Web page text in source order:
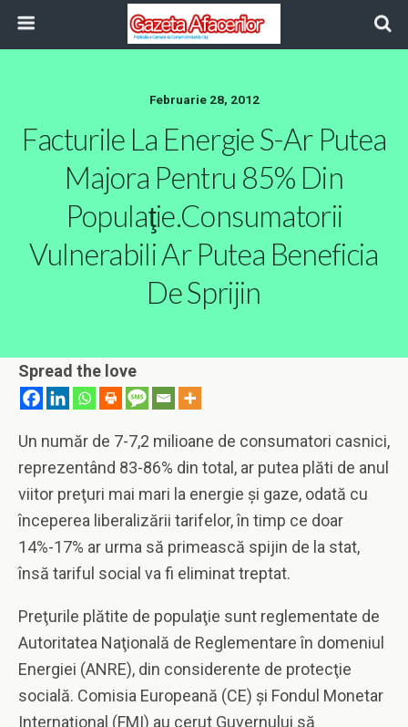
Februarie 28, 2012
Facturile La Energie S-Ar Putea
Majora Pentru 85% Din
Populaţie.Consumatorii
Vulnerabili Ar Putea Beneficia
De Sprijin
Spread the love
Un număr de 7-7,2 milioane de consumatori casnici,
reprezentând 83-86% din total, ar putea plăti de anul
viitor preţuri mai mari la energie şi gaze, odată cu
începerea liberalizării tarifelor, în timp ce doar
14%-17% ar urma să primească spijin de la stat,
însă tariful social va fi eliminat treptat.
Preţurile plătite de populaţie sunt reglementate de
Autoritatea Naţională de Reglementare în domeniul
Energiei (ANRE), din considerente de protecţie
socială. Comisia Europeană (CE) şi Fondul Monetar
Internaţional (FMI) au cerut Guvernului să